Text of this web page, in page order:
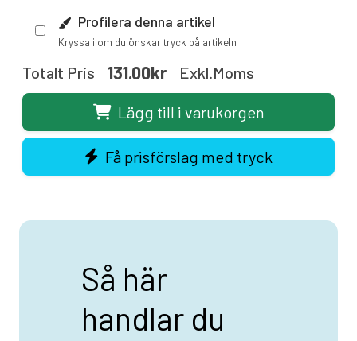
Profilera denna artikel
Kryssa i om du önskar tryck på artikeln
Totalt Pris 131.00kr Exkl.moms
Lägg till i varukorgen
Få prisförslag med tryck
Så här
handlar du